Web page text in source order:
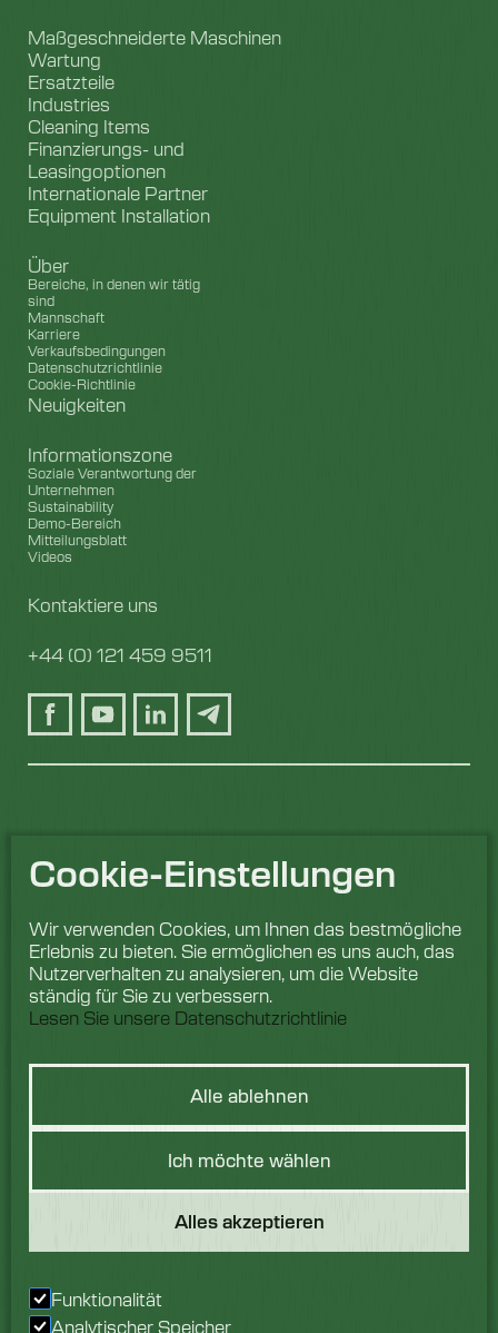
Cookie-Einstellungen
Wir verwenden Cookies, um Ihnen das bestmögliche
Erlebnis zu bieten. Sie ermöglichen es uns auch, das
Nutzerverhalten zu analysieren, um die Website
ständig für Sie zu verbessern.
Lesen Sie unsere Datenschutzrichtlinie
Alle ablehnen
Ich möchte wählen
Alles akzeptieren
Funktionalität
Analytischer Speicher
Maßgeschneiderte Maschinen
Wartung
Ersatzteile
Industries
Cleaning Items
Finanzierungs- und
Leasingoptionen
Internationale Partner
Equipment Installation
Über
Bereiche, in denen wir tätig
sind
Mannschaft
Karriere
Verkaufsbedingungen
Datenschutzrichtlinie
Cookie-Richtlinie
Neuigkeiten
Informationszone
Soziale Verantwortung der
Unternehmen
Sustainability
Demo-Bereich
Mitteilungsblatt
Videos
Kontaktiere uns
+44 (0) 121 459 9511
Hast du eine
Frage?
von Ihnen zu hören.
heute mit unserem
Team.